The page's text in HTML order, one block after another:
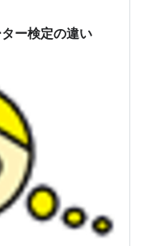
ー検定の違い